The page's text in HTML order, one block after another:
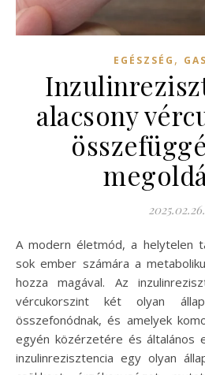
EGÉSZSÉG ,
alacsony
2025.02.26.
A modern életmód, a helytelen táplálkozás és a stressz
sok ember számára a
hozza magával. Az
vércukorszint két olyan
összefonódnak, és amelyek
egyén közérzetére és általános
inzulinrezisztencia egy olyan